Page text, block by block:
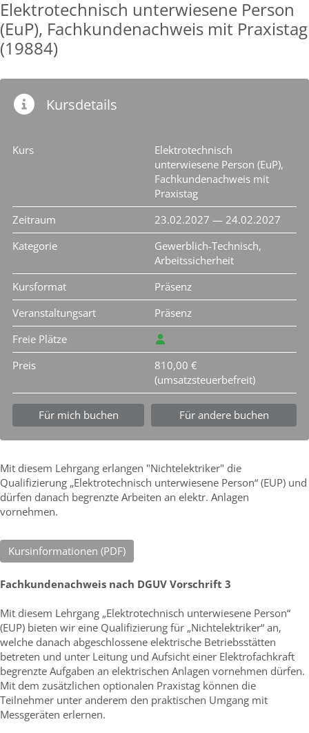
Elektrotechnisch unterwiesene Person
(EuP), Fachkundenachweis mit Praxistag
(19884)
Kursdetails
Kurs
Elektrotechnisch
unterwiesene Person (EuP),
Fachkundenachweis mit
Praxistag
Zeitraum
23.02.2027 — 24.02.2027
Kategorie
Gewerblich-Technisch,
Arbeitssicherheit
Kursformat
Präsenz
Veranstaltungsart
Präsenz
Freie Plätze
Preis
810,00 €
(umsatzsteuerbefreit)
Für mich buchen Für andere buchen
Mit diesem Lehrgang erlangen "Nichtelektriker" die
Qualifizierung „Elektrotechnisch unterwiesene Person“ (EUP) und
dürfen danach begrenzte Arbeiten an elektr. Anlagen
vornehmen.
Kursinformationen (PDF)
Fachkundenachweis nach DGUV Vorschrift 3
Mit diesem Lehrgang „Elektrotechnisch unterwiesene Person“
(EUP) bieten wir eine Qualifizierung für „Nichtelektriker“ an,
welche danach abgeschlossene elektrische Betriebsstätten
betreten und unter Leitung und Aufsicht einer Elektrofachkraft
begrenzte Aufgaben an elektrischen Anlagen vornehmen dürfen.
Mit dem zusätzlichen optionalen Praxistag können die
Teilnehmer unter anderem den praktischen Umgang mit
Messgeräten erlernen.